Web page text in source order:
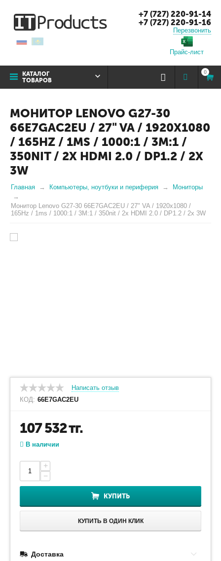
+7 (727) 220-91-14
+7 (727) 220-91-16
Перезвонить
Прайс-лист
КАТАЛОГ
ТОВАРОВ
0
МОНИТОР LENOVO G27-30
66E7GAC2EU / 27" VA / 1920X1080
/ 165HZ / 1MS / 1000:1 / 3M:1 /
350NIT / 2X HDMI 2.0 / DP1.2 / 2X
3W
Главная Компьютеры, ноутбуки и периферия Мониторы
Монитор Lenovo G27-30 66E7GAC2EU / 27" VA / 1920x1080 /
165Hz / 1ms / 1000:1 / 3M:1 / 350nit / 2x HDMI 2.0 / DP1.2 / 2x 3W
Написать отзыв
КОД: 66E7GAC2EU
107 532тг.
В наличии
+
−
КУПИТЬ
КУПИТЬ В ОДИН КЛИК
Доставка